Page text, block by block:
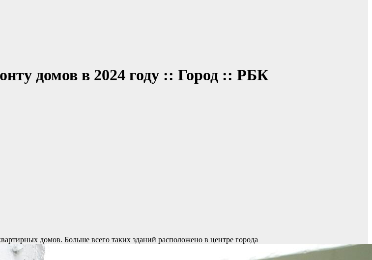
домов в 2024 году :: Город :: РБК
домов. Больше всего таких зданий расположено в центре города